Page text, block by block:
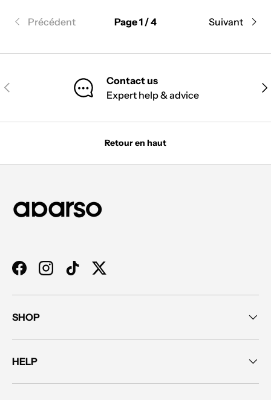
Précédent Page 1 / 4 Suivant
PRÉCÉDENT
Contact us
Expert help & advice
Retour en haut
FacebookInstagramTikTokTwitter
SHOP
HELP